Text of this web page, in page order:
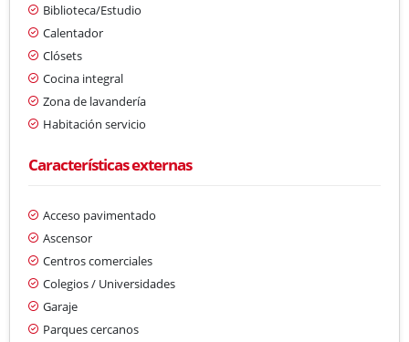
Biblioteca/Estudio
Calentador
Clósets
Cocina integral
Zona de lavandería
Habitación servicio
Características externas
Acceso pavimentado
Ascensor
Centros comerciales
Colegios / Universidades
Garaje
Parques cercanos